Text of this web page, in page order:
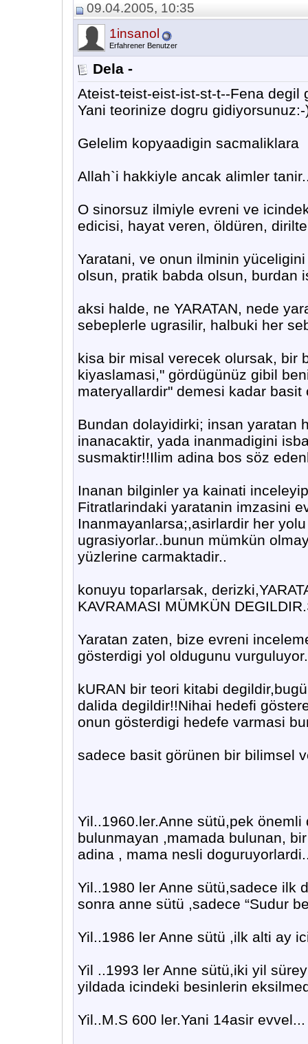
09.04.2005, 10:35
1insanol
Erfahrener Benutzer
Dela -
Ateist-teist-eist-ist-st-t--Fena degil
Yani teorinize dogru
Gelelim kopyaadigin sacmaliklara
Allah`i hakkiyle ancak alimler
O sinorsuz ilmiyle evreni ve
edicisi, hayat veren, öldüren,
Yaratani, ve onun ilminin
olsun, pratik babda olsun, burdan
aksi halde, ne YARATAN, nede
sebeplerle ugrasilir, halbuki her
kisa bir misal verecek olursak, bir
kiyaslamasi," gördügünüz gibil
materyallardir" demesi kadar basit
Bundan dolayidirki; insan yaratan
inanacaktir, yada inanmadigini
susmaktir!!Ilim adina bos söz
Inanan bilginler ya kainati
Fitratlarindaki yaratanin imzasini
Inanmayanlarsa;,asirlardir her
ugrasiyorlar..bunun mümkün
yüzlerine carmaktadir..
konuyu toparlarsak,
KAVRAMASI MÜMKÜN
Yaratan zaten, bize evreni
gösterdigi yol oldugunu
kURAN bir teori kitabi
dalida degildir!!Nihai hedefi
onun gösterdigi hedefe varmasi
sadece basit görünen bir bilimsel
Yil..1960.ler.Anne sütü,pek
bulunmayan ,mamada bulunan,
adina , mama nesli
Yil..1980 ler Anne sütü,sadece ilk
sonra anne sütü ,sadece “Sudur
Yil..1986 ler Anne sütü ,ilk alti ay
Yil ..1993 ler Anne sütü,iki yil
yildada icindeki besinlerin
Yil..M.S 600 ler.Yani 14asir evvel...